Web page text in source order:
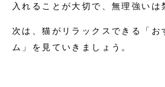
入れることが大切で、無理強いは
次は、猫がリラックスできる「お
ム」を見ていきましょう。